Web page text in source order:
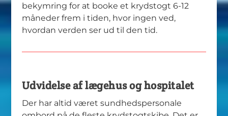
bekymring for at booke et krydstogt 6-12
måneder frem i tiden, hvor ingen ved,
hvordan verden ser ud til den tid.
Udvidelse af lægehus og hospitalet
Der har altid været sundhedspersonale